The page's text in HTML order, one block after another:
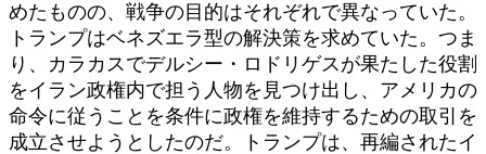
めたものの、戦争の目的はそれぞれで異なっていた。
トランプはベネズエラ型の解決策を求めていた。つま
り、カラカスでデルシー・ロドリゲスが果たした役割
をイラン政権内で担う人物を見つけ出し、アメリカの
命令に従うことを条件に政権を維持するための取引を
成立させようとしたのだ。トランプは、再編されたイ